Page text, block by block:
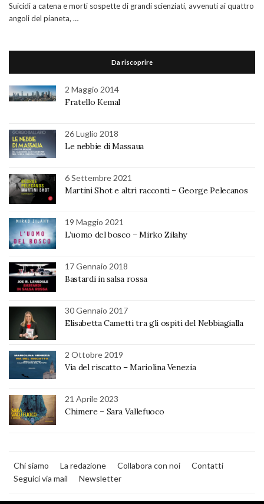
Suicidi a catena e morti sospette di grandi scienziati, avvenuti ai quattro
angoli del pianeta, …
Da riscoprire
2 Maggio 2014
Fratello Kemal
26 Luglio 2018
Le nebbie di Massaua
6 Settembre 2021
Martini Shot e altri racconti – George Pelecanos
19 Maggio 2021
L’uomo del bosco – Mirko Zilahy
17 Gennaio 2018
Bastardi in salsa rossa
30 Gennaio 2017
Elisabetta Cametti tra gli ospiti del Nebbiagialla
2 Ottobre 2019
Via del riscatto – Mariolina Venezia
21 Aprile 2023
Chimere – Sara Vallefuoco
Chi siamo La redazione Collabora con noi
Contatti
Seguici via mail
Newsletter